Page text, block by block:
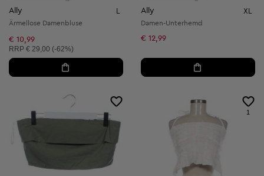
Ally L
Ärmellose Damenbluse
€ 10,99
Unverbindliche Preisempfehlung:
RRP € 29,00 (-62%)
Ally XL
Damen-Unterhemd
€ 12,99
1